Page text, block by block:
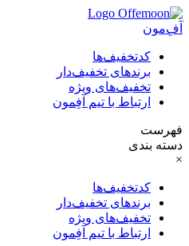
آفِ‌مون
کدتخفیف‌ها
برندهای تخفیف‌دار
تخفیف‌های ویژه
ارتباط با تیم آفِمون
فهرست
دسته بندی
×
کدتخفیف‌ها
برندهای تخفیف‌دار
تخفیف‌های ویژه
ارتباط با تیم آفِمون